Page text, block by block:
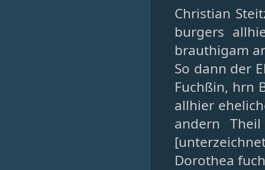
Christian
burgers
brauthigam
So dann der
Fuchßin, hrn
allhier
andern
Dorothea